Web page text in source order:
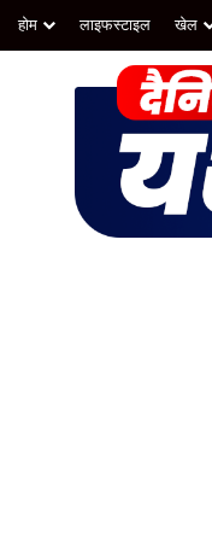
होम लाइफस्टाइल खेल